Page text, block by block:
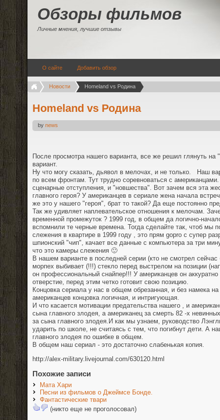
Обзоры фильмов
Личные мнения, лучшие отзывы
О сайте Добавить обзор
Новости Homeland vs Родина
Homeland vs Родина
by news
После просмотра нашего варианта, все же решил глянуть на
вариант.
Ну что могу сказать, дьявол в мелочах, и не только. Наш
по всем фронтам. Тут трудно соревноваться с
сценарные отступления, и "новшества". Вот зачем вся эта
главного героя? У американцев в сериале жена начала
же это у нашего "героя", брат то такой? Да еще постоянно
Так же удивляет наплевательское отношения к мелочам.
временной промежуток ? 1999 год, в общем да логично-
вспомнили те черные времена. Тогда сделайте так, чтоб мы
слежения в квартире в 1999 году , это прям gopro с супер
шпионский "чип", качает все данные с компьютера за три
что это камеры слежения 🙂
В нашем варианте в последней серии (кто не смотрел сейчас
морпех выбивает (!!!) стекло перед выстрелом на позиции
он профессиональный снайпер!!! У американцев он аккуратно
отверстие, перед этим четко готовит свою позицию.
Концовка сериала у нас в общем обрезанная, и без намека
американцев концовка логичная, и интригующая.
И что касается мотивации предательства нашего , и
сына главного злодея, а американец за смерть 82 -х
за сына главного злодея.И как мы узнаем, руководство
ударить по школе, не считаясь с тем, что погибнут дети. А
главного злодея по ошибке в общем.
В общем наш сериал - это достаточно слабенькая копия.
http://alex-military.livejournal.com/630120.html
Похожие записи
Мата Хари
Песни из фильмов о Джеймсе Бонде.
Фантастические твари
(никто еще не проголосовал)